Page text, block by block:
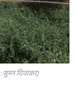
सुमन दिवाकर)